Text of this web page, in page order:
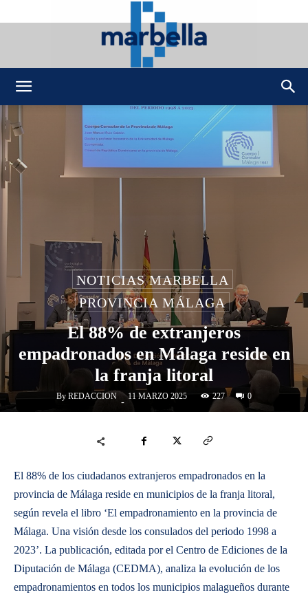
NOTICIAS MARBELLA
PROVINCIA MÁLAGA
El 88% de extranjeros
empadronados en Málaga reside en
la franja litoral
By REDACCION - 11 MARZO 2025 227 0
El 88% de los ciudadanos extranjeros empadronados en la
provincia de Málaga reside en municipios de la franja litoral,
según revela el libro ‘El empadronamiento en la provincia de
Málaga. Una visión desde los consulados del periodo 1998 a
2023’. La publicación, editada por el Centro de Ediciones de la
Diputación de Málaga (CEDMA), analiza la evolución de los
empadronamientos en todos los municipios malagueños durante